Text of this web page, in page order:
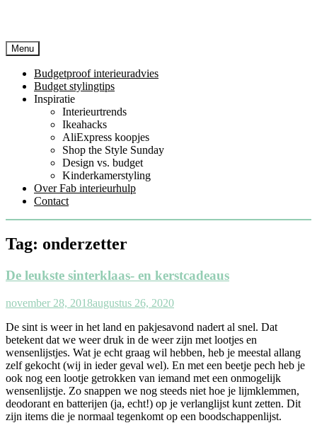
Menu
Budgetproof interieuradvies
Budget stylingtips
Inspiratie
Interieurtrends
Ikeahacks
AliExpress koopjes
Shop the Style Sunday
Design vs. budget
Kinderkamerstyling
Over Fab interieurhulp
Contact
Tag: onderzetter
De leukste sinterklaas- en kerstcadeaus
november 28, 2018augustus 26, 2020
De sint is weer in het land en pakjesavond nadert al snel. Dat
betekent dat we weer druk in de weer zijn met lootjes en
wensenlijstjes. Wat je echt graag wil hebben, heb je meestal allang
zelf gekocht (wij in ieder geval wel). En met een beetje pech heb je
ook nog een lootje getrokken van iemand met een onmogelijk
wensenlijstje. Zo snappen we nog steeds niet hoe je lijmklemmen,
deodorant en batterijen (ja, echt!) op je verlanglijst kunt zetten. Dit
zijn items die je normaal tegenkomt op een boodschappenlijst.